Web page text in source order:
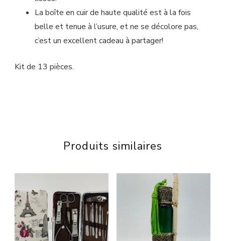
La boîte en cuir de haute qualité est à la fois
belle et tenue à l’usure, et ne se décolore pas,
c’est un excellent cadeau à partager!
Kit de 13 pièces.
Produits similaires